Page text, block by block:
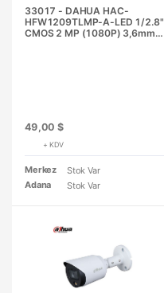
33017 - DAHUA HAC-
HFW1209TLMP-A-LED 1/2.8"
CMOS 2 MP (1080P) 3,6mm
49,00 $
+ KDV
Merkez
Stok Var
Adana
Stok Var